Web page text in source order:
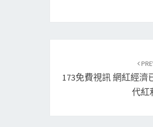
173免費視訊 網紅經
代紅